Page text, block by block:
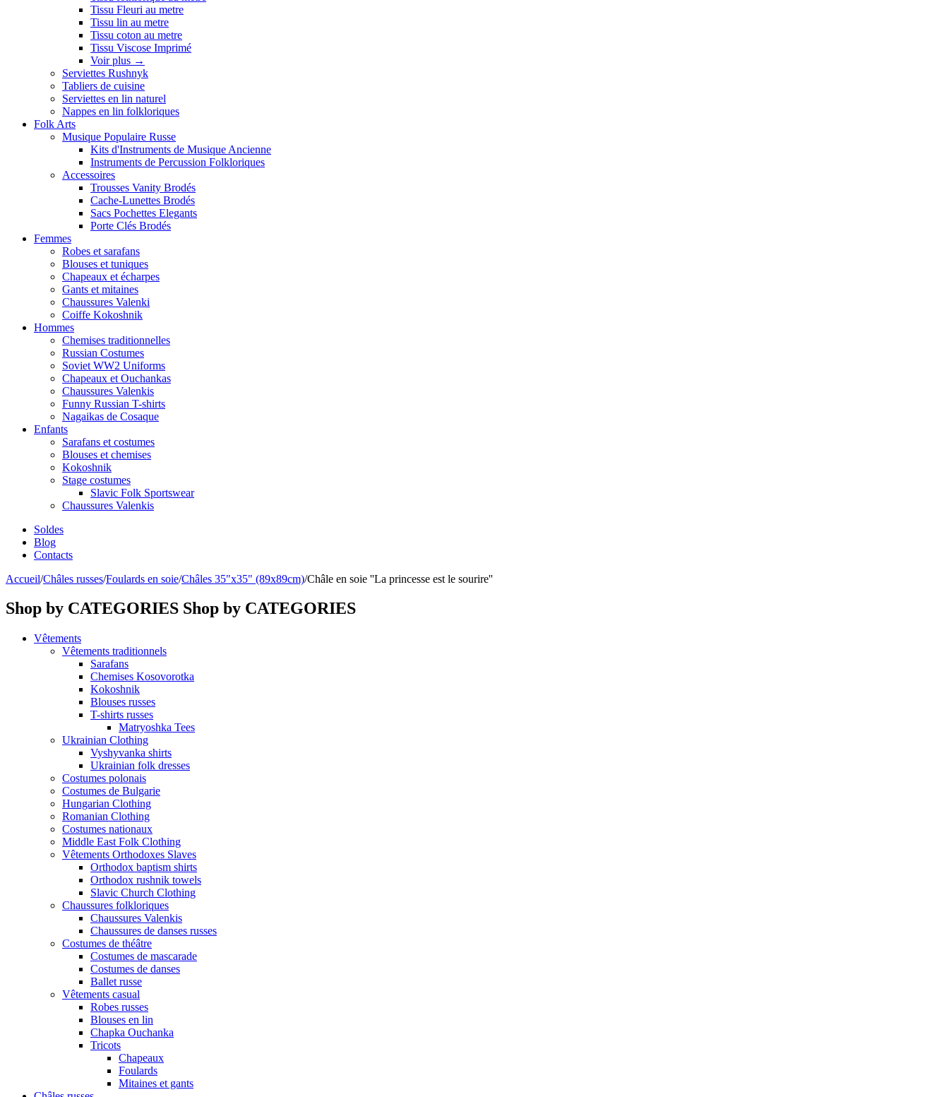
Tissu Fleuri au metre
Tissu lin au metre
Tissu coton au metre
Tissu Viscose Imprimé
Voir plus →
Serviettes Rushnyk
Tabliers de cuisine
Serviettes en lin naturel
Nappes en lin folkloriques
Folk Arts
Musique Populaire Russe
Kits d'Instruments de Musique Ancienne
Instruments de Percussion Folkloriques
Accessoires
Trousses Vanity Brodés
Cache-Lunettes Brodés
Sacs Pochettes Elegants
Porte Clés Brodés
Femmes
Robes et sarafans
Blouses et tuniques
Chapeaux et écharpes
Gants et mitaines
Chaussures Valenki
Coiffe Kokoshnik
Hommes
Chemises traditionnelles
Russian Costumes
Soviet WW2 Uniforms
Chapeaux et Ouchankas
Chaussures Valenkis
Funny Russian T-shirts
Nagaikas de Cosaque
Enfants
Sarafans et costumes
Blouses et chemises
Kokoshnik
Stage costumes
Slavic Folk Sportswear
Chaussures Valenkis
Soldes
Blog
Contacts
Accueil/Châles russes/Foulards en soie/Châles 35"x35" (89x89cm)/Châle en soie ''La princesse est le sourire''
Shop by CATEGORIES Shop by CATEGORIES
Vêtements
Vêtements traditionnels
Sarafans
Chemises Kosovorotka
Kokoshnik
Blouses russes
T-shirts russes
Matryoshka Tees
Ukrainian Clothing
Vyshyvanka shirts
Ukrainian folk dresses
Costumes polonais
Costumes de Bulgarie
Hungarian Clothing
Romanian Clothing
Costumes nationaux
Middle East Folk Clothing
Vêtements Orthodoxes Slaves
Orthodox baptism shirts
Orthodox rushnik towels
Slavic Church Clothing
Chaussures folkloriques
Chaussures Valenkis
Chaussures de danses russes
Costumes de théâtre
Costumes de mascarade
Costumes de danses
Ballet russe
Vêtements casual
Robes russes
Blouses en lin
Chapka Ouchanka
Tricots
Chapeaux
Foulards
Mitaines et gants